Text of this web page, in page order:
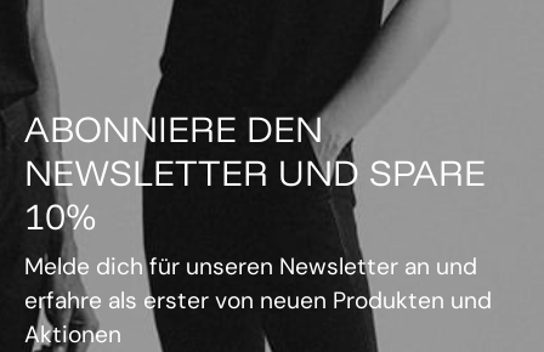
ABONNIERE DEN
NEWSLETTER UND SPARE
10%
Melde dich für unseren Newsletter an und
erfahre als erster von neuen Produkten und
Aktionen